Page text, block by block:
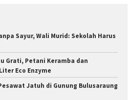
Sayur, Wali Murid: Sekolah Harus
Grati, Petani Keramba dan
Eco Enzyme
Jatuh di Gunung Bulusaraung